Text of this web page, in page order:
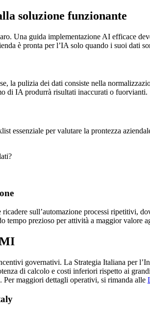
soluzione funzionante
Una guida implementazione AI efficace
è pronta per l’IA solo quando i suoi dati
la pulizia dei dati consiste nella
di IA produrrà risultati inaccurati o fuorvianti.
essenziale per valutare la prontezza
sull’automazione processi
tempo prezioso per attività a maggior valore
governativi. La Strategia Italiana per
di calcolo e costi inferiori rispetto ai
maggiori dettagli operativi, si rimanda alle